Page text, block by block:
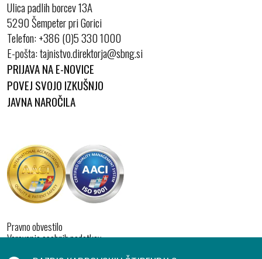
Ulica padlih borcev 13A
5290 Šempeter pri Gorici
Telefon:+386 (0)5 330 1000
E-pošta:
PRIJAVA NA E-NOVICE
POVEJ SVOJO IZKUŠNJO
JAVNA NAROČILA
Pravno obvestilo
Varovanje osebnih podatkov